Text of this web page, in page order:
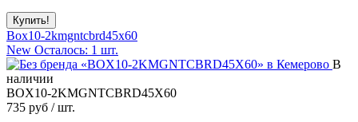
Box10-2kmgntcbrd45x60
New Осталось: 1 шт.
В
наличии
BOX10-2KMGNTCBRD45X60
735 руб / шт.